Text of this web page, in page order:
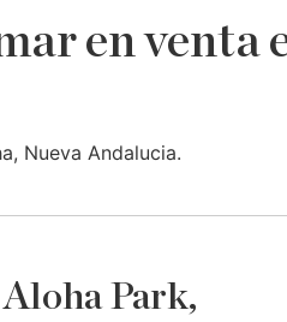
en venta
Nueva Andalucia.
Aloha Park,